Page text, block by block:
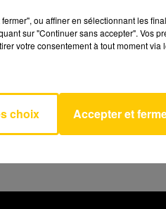
NORD
ou affiner en sélectionnant les
sur "Continuer sans accepter". Vos
votre consentement à tout moment
choix Accepter et